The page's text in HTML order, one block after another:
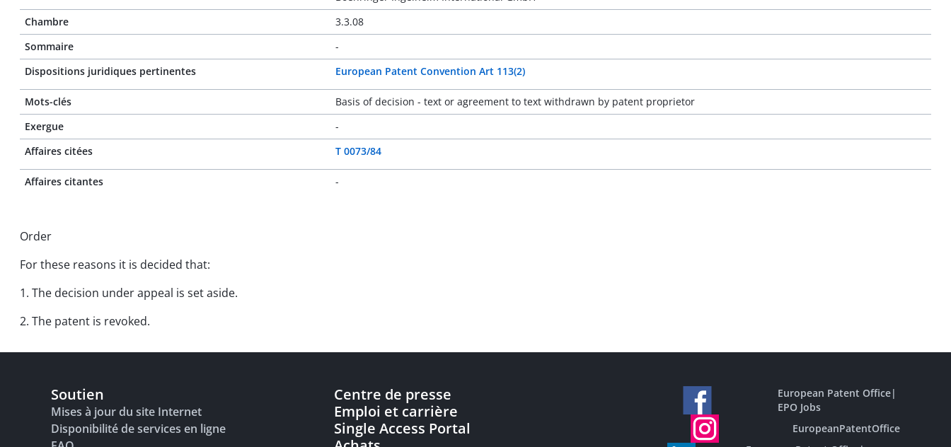
Chambre
3.3.08
Sommaire
-
Dispositions juridiques pertinentes
European Patent Convention Art 113(2)
Mots-clés
Basis of decision - text or agreement to text withdrawn by patent proprietor
Exergue
-
Affaires citées
T 0073/84
Affaires citantes -
Order
For these reasons it is decided that:
1. The decision under appeal is set aside.
2. The patent is revoked.
Soutien
Mises à jour du site Internet
Disponibilité de services en ligne
Centre de presse
Emploi et carrière
Single Access Portal
European Patent Office|
EPO Jobs
EuropeanPatentOffice